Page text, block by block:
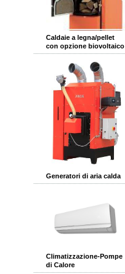
Caldaie a legna/pellet
con opzione biovoltaico
Generatori di aria calda
Climatizzazione-Pompe
di Calore